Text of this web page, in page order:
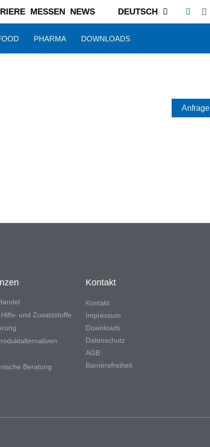
MESSEN NEWS DEUTSCH
PHARMA DOWNLOADS
Anfrage
und Zusatzstoffe
Beratung
Kontakt
Kontakt
Impressum
Downloads
Datenschutz
AGB
Barrierefreiheit